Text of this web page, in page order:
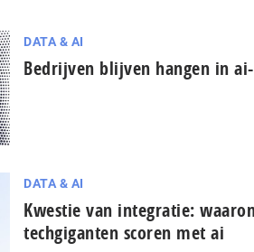
DATA & AI
Bedrijven blijven hangen in
DATA & AI
Kwestie van integratie:
techgiganten scoren met ai